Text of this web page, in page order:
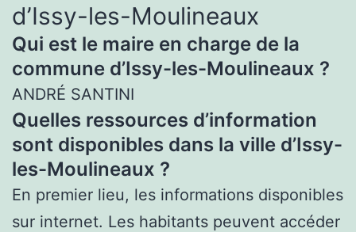
d’Issy-les-Moulineaux
Qui est le maire en charge de la
commune d’Issy-les-Moulineaux ?
ANDRÉ SANTINI
Quelles ressources d’information
sont disponibles dans la ville d’Issy-
les-Moulineaux ?
En premier lieu, les informations disponibles
sur internet. Les habitants peuvent accéder